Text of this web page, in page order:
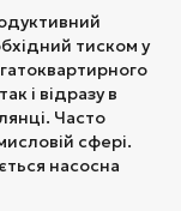
тиском у
і відразу в
Часто
сфері.
насосна